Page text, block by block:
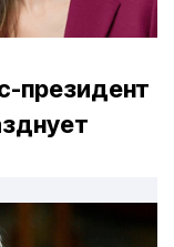
президент